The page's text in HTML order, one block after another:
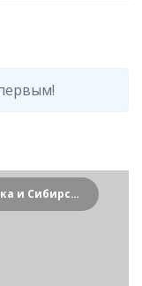
Криминальные новости Новосибирска и Сибирского региона